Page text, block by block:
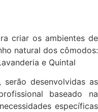
criar os ambientes de
natural dos cômodos:
e Quintal
serão desenvolvidas as
baseado na
específicas